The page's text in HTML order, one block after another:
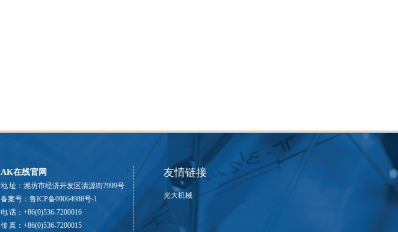
AK在线官网
地 址：潍坊市经济开发区清源街7999号
备案号：鲁ICP备09064988号-1
电 话：+86(0)536-7200016
传 真：+86(0)536-7200015
友情链接
光大机械